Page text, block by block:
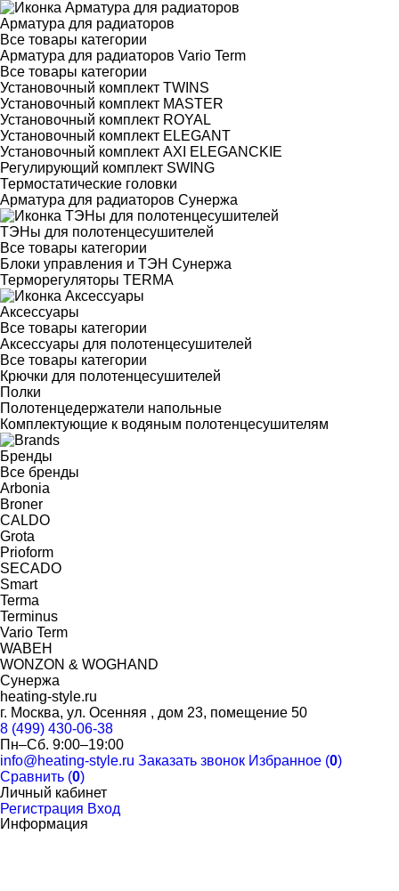
Арматура для радиаторов
Все товары категории
Арматура для радиаторов Vario Term
Все товары категории
Установочный комплект TWINS
Установочный комплект MASTER
Установочный комплект ROYAL
Установочный комплект ELEGANT
Установочный комплект AXI ELEGANCKIE
Регулирующий комплект SWING
Термостатические головки
Арматура для радиаторов Сунержа
ТЭНы для полотенцесушителей
Все товары категории
Блоки управления и ТЭН Сунержа
Терморегуляторы TERMA
Аксессуары
Все товары категории
Аксессуары для полотенцесушителей
Все товары категории
Крючки для полотенцесушителей
Полки
Полотенцедержатели напольные
Комплектующие к водяным полотенцесушителям
Бренды
Все бренды
Arbonia
Broner
CALDO
Grota
Prioform
SECADO
Smart
Terma
Terminus
Vario Term
WABEH
WONZON & WOGHAND
Сунержа
heating-style.ru
г. Москва, ул. Осенняя , дом 23, помещение 50
8 (499) 430-06-38
Пн–Сб. 9:00–19:00
info@heating-style.ru Заказать звонок Избранное (0)
Сравнить (0)
Личный кабинет
Регистрация Вход
Информация